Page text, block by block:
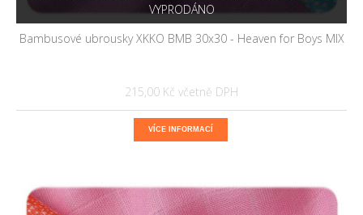
VYPRODÁNO
Bambusové ubrousky XKKO BMB 30x30 - Heaven for Boys MIX
215,00 Kč
VÍCE INFORMACÍ